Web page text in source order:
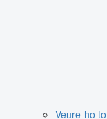
Veure-ho